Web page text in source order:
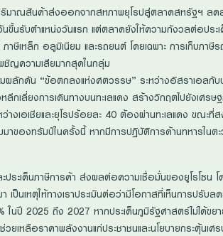
มาณสินค้าส่งออกจากสหภาพยุโรปสู่ตลาดสหรัฐฯ ลด
นขึ้นรับตำแหน่งวันแรก แต่ตลาดยังให้ความกังวลต่อปร
ษีเหล็ก อลูมิเนียม และรถยนต์ โดยเฉพาะ การเก็บภา
ชิญความเสียมากสุดในกลุ่ม
ลักดัน “ข้อตกลงแห่งศตวรรษ” ระหว่างอิสราเอลกับป
ลี่ยงการเดินทางบนทะเลแดง สร้างวิกฤตไปยังเศรษฐ
งเอเชียและยุโรปร้อยละ 40 ต้องผ่านทะเลแดง ขณะที่
าของทรัมป์ในครั้งนี้ หากมีการปฏิบัติการด้านทหารในต
ระเด็นภาษีการค้า ส่งผลต่อความเชื่อมั่นของยูโรโซน
นเหตุให้ทางเราประเมินต่อว่ามีโอกาสที่เห็นการปรับ
ในปี 2025 ถึง 2027 หากประเด็นภูมิรัฐศาสตร์ไม่ได้ขย
เหลือราคาพลังงานแก่ประชาชนและนโยบายกระตุ้นเศ